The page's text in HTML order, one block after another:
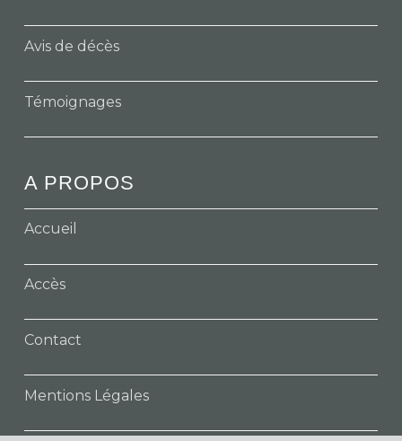
Avis de décès
Témoignages
A PROPOS
Accueil
Accès
Contact
Mentions Légales